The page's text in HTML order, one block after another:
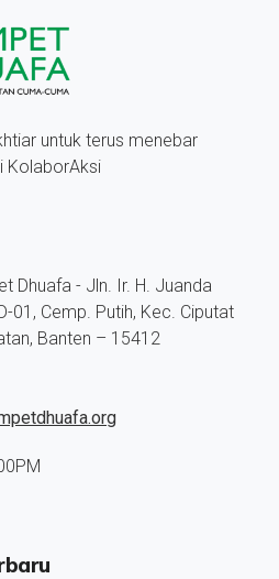
untuk terus menebar
KolaborAksi
Dhuafa - Jln. Ir. H. Juanda
01, Cemp. Putih, Kec. Ciputat
Banten – 15412